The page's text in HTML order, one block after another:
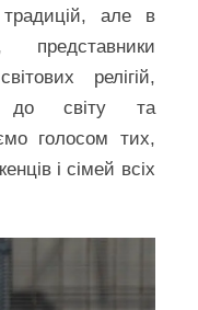
але в
релігій,
до світу та
голосом тих,
і сімей всіх